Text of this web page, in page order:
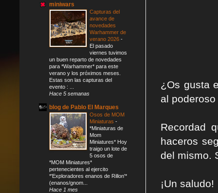
¿Os gusta
al
Recordad
haceros
del mismo.
¡Un saludo!
miniwars
Capturas del
avance de
novedades
Warhammer de
verano 2026 -
El pasado
viernes tuvimos
un buen reparto de novedades
para *Warhammer* para este
verano y los próximos meses.
Estas son las capturas del
evento : ...
Hace 5 semanas
blog de Pablo El Marques
Osos de MOM
Miniaturas -
*Miniaturas de
Mom
Miniatures* Hoy
traigo un lote de
5 osos de
*MOM Miniatures*
pertenecientes al ejercito
*'Exploradores enanos de Rillon'*
(enanos/gnom...
Hace 1 mes